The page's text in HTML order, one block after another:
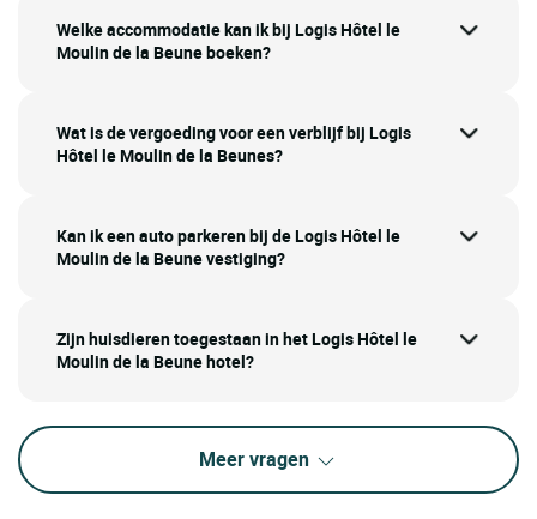
Welke accommodatie kan ik bij Logis Hôtel le
Moulin de la Beune boeken?
Wat is de vergoeding voor een verblijf bij Logis
Hôtel le Moulin de la Beunes?
Kan ik een auto parkeren bij de Logis Hôtel le
Moulin de la Beune vestiging?
Zijn huisdieren toegestaan in het Logis Hôtel le
Moulin de la Beune hotel?
Meer vragen